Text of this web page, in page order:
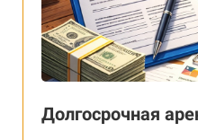
Долгосрочная